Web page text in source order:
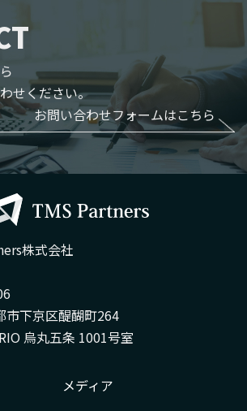
せください。
お問い合わせフォームはこちら
株式会社
市下京区醍醐町264
烏丸五条 1001号室
メディア